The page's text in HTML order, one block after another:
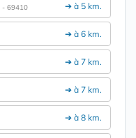
➔ à 5 km.
- 69410
➔ à 6 km.
➔ à 7 km.
➔ à 7 km.
➔ à 8 km.